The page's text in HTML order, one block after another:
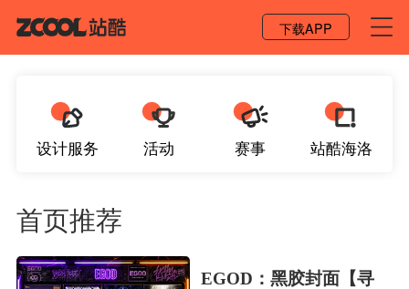
下载APP
设计服务 活动 赛事 站酷海洛
首页推荐
EGOD：黑胶封面【寻